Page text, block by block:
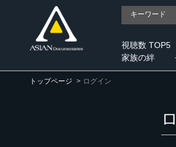
視聴数 TOP5
家族の絆
トップページ ログイン